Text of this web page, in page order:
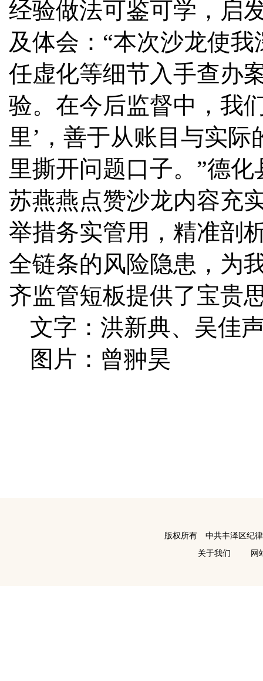
经验做法可鉴可学，启
及体会：“本次沙龙使
任虚化等细节入手查办
验。在今后监督中，我
里’，善于从账目与实
里撕开问题口子。”德
苏燕燕点赞沙龙内容充
举措务实管用，精准剖
全链条的风险隐患，为
齐监管短板提供了宝贵
文字：洪新典、吴佳
图片：曾翀昊
版权所有 中共丰泽区纪
关于我们
网